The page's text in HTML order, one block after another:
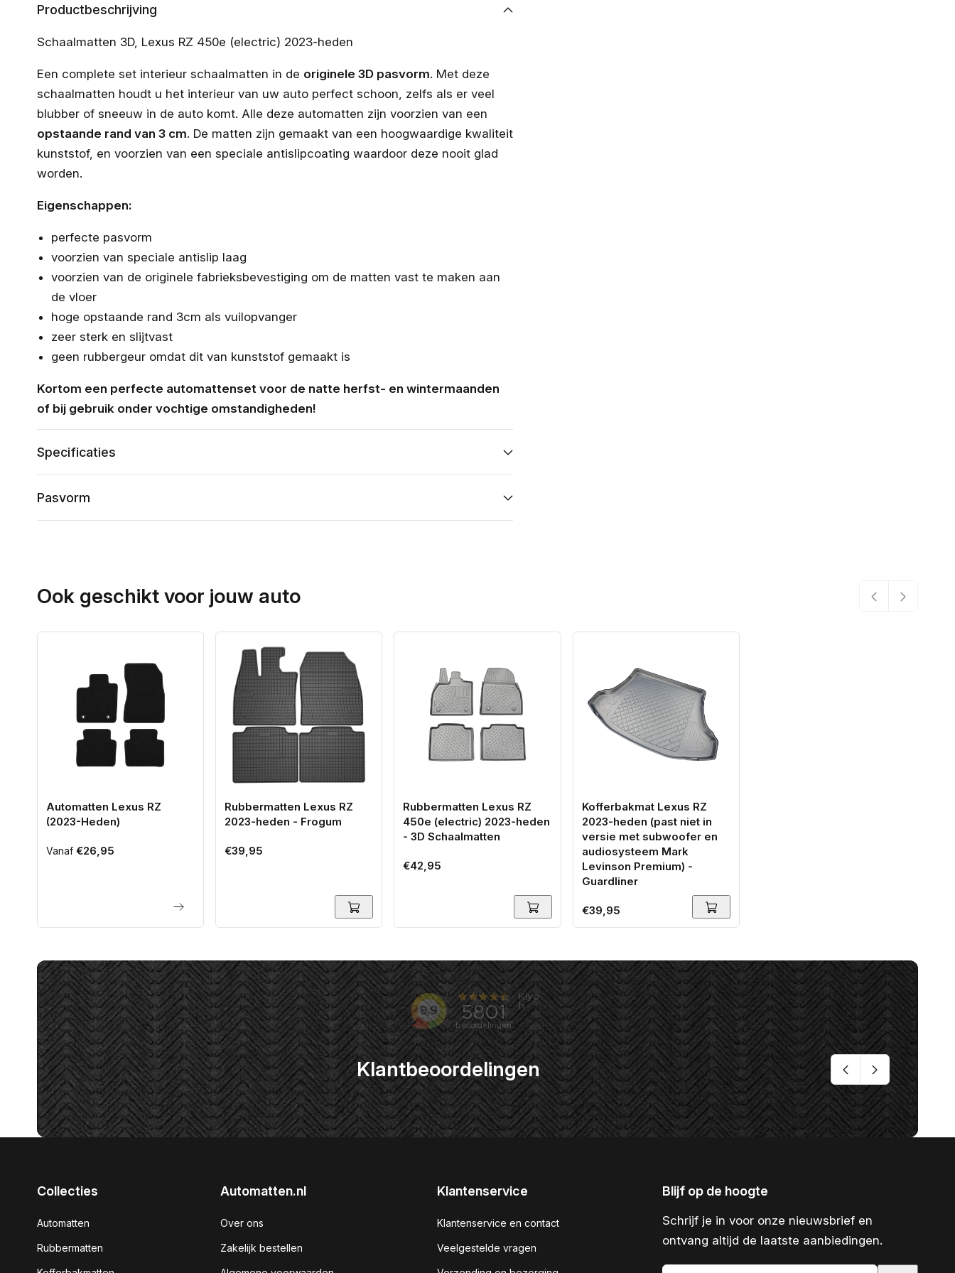
Productbeschrijving
Schaalmatten 3D, Lexus RZ 450e (electric) 2023-heden
Een complete set interieur schaalmatten in de originele 3D pasvorm. Met deze
schaalmatten houdt u het interieur van uw auto perfect schoon, zelfs als er veel
blubber of sneeuw in de auto komt. Alle deze automatten zijn voorzien van een
opstaande rand van 3 cm. De matten zijn gemaakt van een hoogwaardige kwaliteit
kunststof, en voorzien van een speciale antislipcoating waardoor deze nooit glad
worden.
Eigenschappen:
perfecte pasvorm
voorzien van speciale antislip laag
voorzien van de originele fabrieksbevestiging om de matten vast te maken aan
de vloer
hoge opstaande rand 3cm als vuilopvanger
zeer sterk en slijtvast
geen rubbergeur omdat dit van kunststof gemaakt is
Kortom een perfecte automattenset voor de natte herfst- en wintermaanden
of bij gebruik onder vochtige omstandigheden!
Specificaties
Pasvorm
Ook geschikt voor jouw auto
Automatten Lexus RZ
(2023-Heden)
Normale
Vanaf €26,95
Rubbermatten Lexus RZ
2023-heden - Frogum
Normale
€39,95
Rubbermatten Lexus RZ
450e (electric) 2023-heden
- 3D Schaalmatten
Normale
€42,95
Kofferbakmat Lexus RZ
2023-heden (past niet in
versie met subwoofer en
audiosysteem Mark
Levinson Premium) -
Guardliner
Normale
prijs
€39,95
Klantbeoordelingen
Collecties
Automatten
Rubbermatten
Automatten.nl
Over ons
Zakelijk bestellen
Klantenservice
Klantenservice en contact
Veelgestelde vragen
Blijf op de hoogte
Schrijf je in voor onze nieuwsbrief en
ontvang altijd de laatste aanbiedingen.